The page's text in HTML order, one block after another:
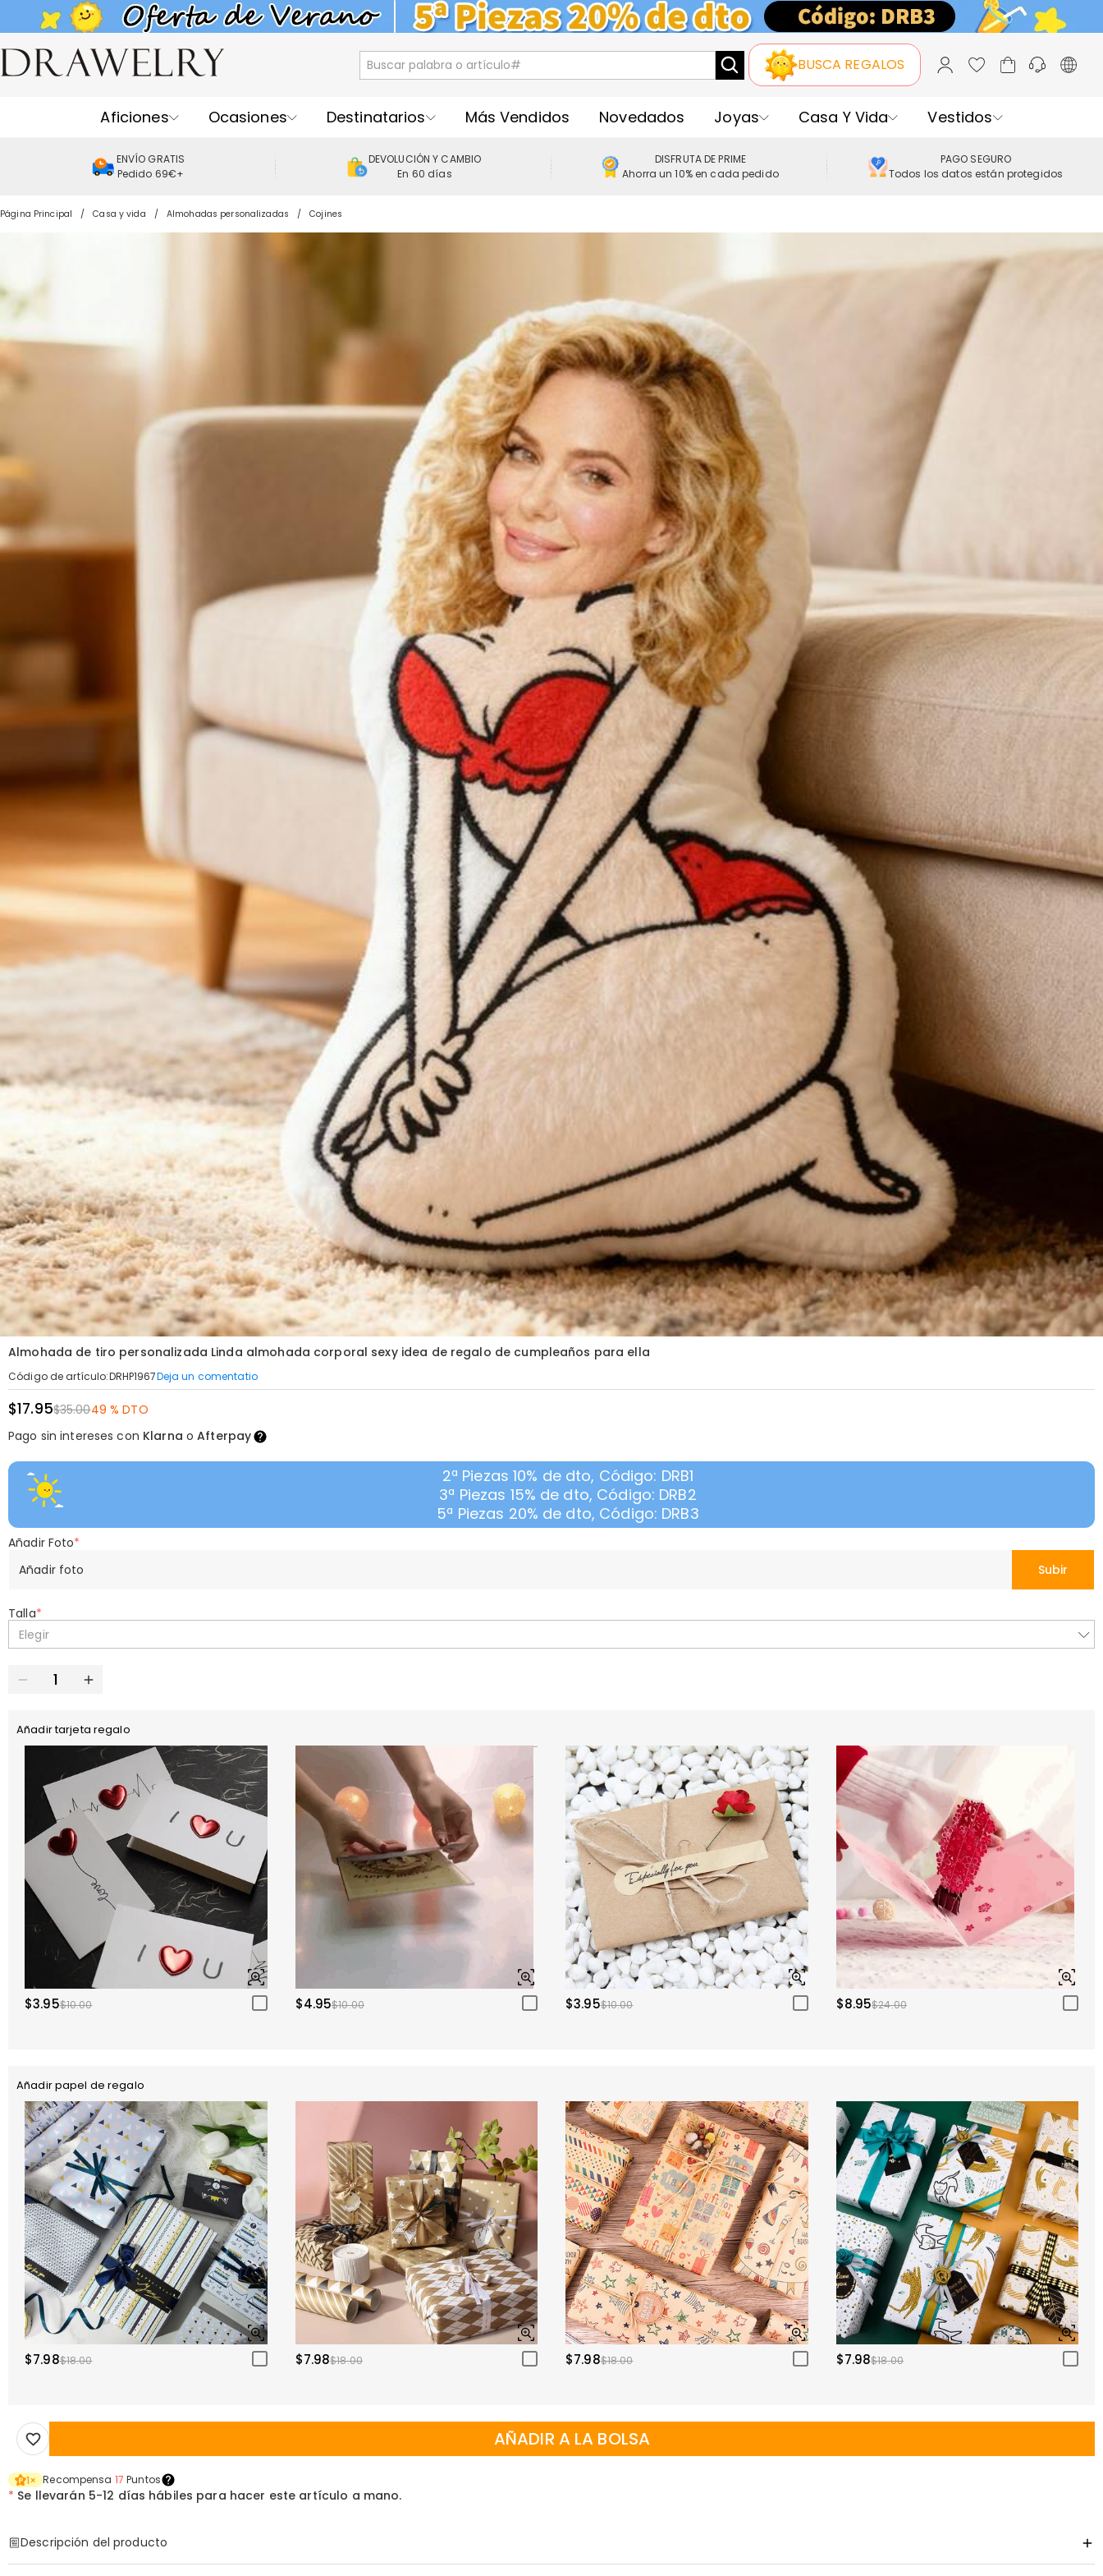
BUSCA REGALOS
Aficiones Ocasiones Destinatarios Más Vendidos Novedados Joyas Casa Y Vida Vestidos
ENVÍO GRATIS
Pedido 69€+
DEVOLUCIÓN Y CAMBIO
En 60 días
DISFRUTA DE PRIME
Ahorra un 10% en cada pedido
PAGO SEGURO
Todos los datos están protegidos
Página Principal Casa y vida Almohadas personalizadas Cojines
Almohada de tiro personalizada Linda almohada corporal sexy idea de regalo de cumpleaños para ella
Código de artículo:DRHP1967Deja un comentatio
$17.95$35.0049 % DTO
Pago sin intereses con Klarna oAfterpay
2ª Piezas 10% de dto, Código: DRB1
3ª Piezas 15% de dto, Código: DRB2
5ª Piezas 20% de dto, Código: DRB3
Añadir Foto*
Añadir foto
Subir
Talla*
Elegir
Añadir tarjeta regalo
$3.95$10.00 $4.95$10.00 $3.95$10.00 $8.95$24.00
Añadir papel de regalo
$7.98$18.00 $7.98$18.00 $7.98$18.00 $7.98$18.00
AÑADIR A LA BOLSA
1× Recompensa 17 Puntos
* Se llevarán 5-12 días hábiles para hacer este artículo a mano.
Descripción del producto